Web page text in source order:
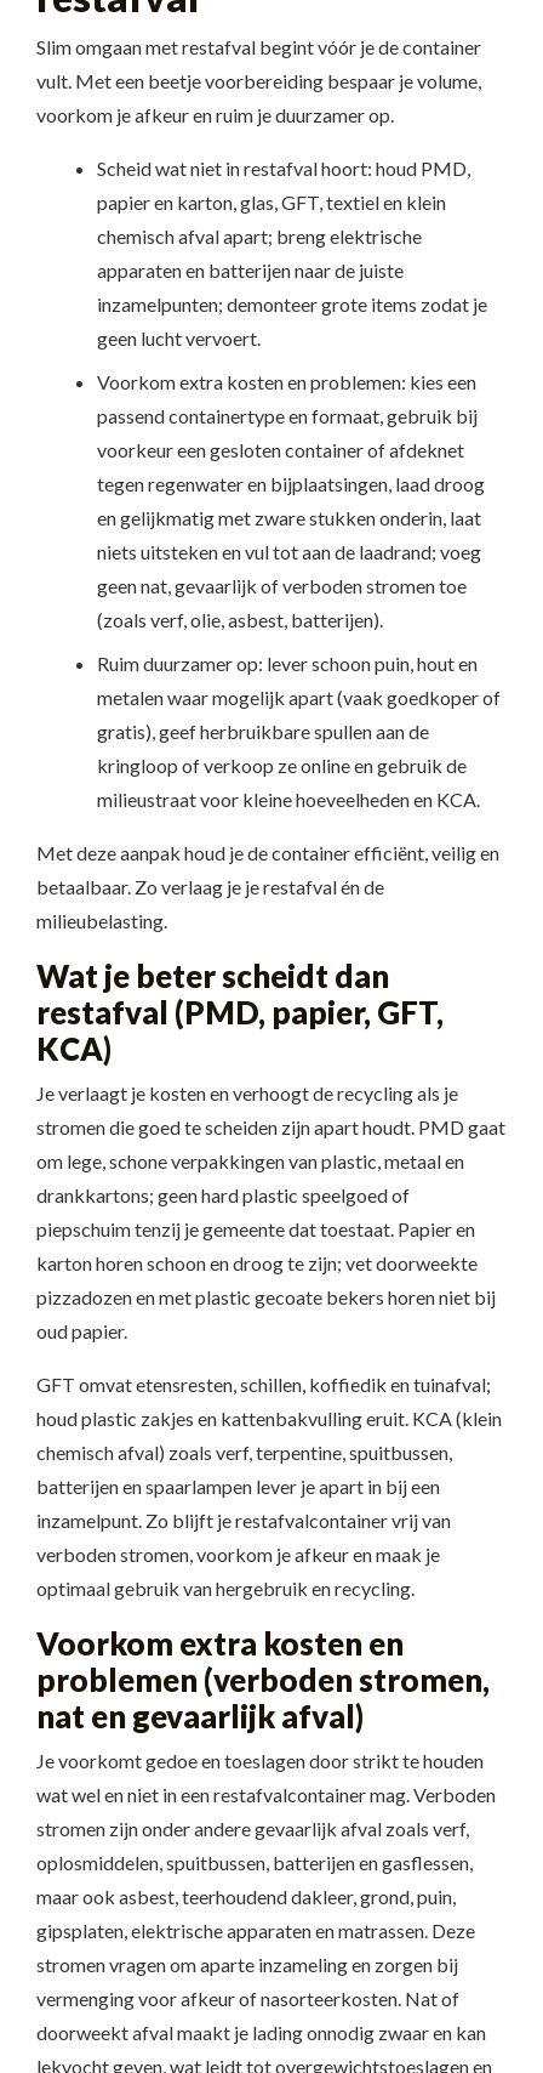
Slim omgaan met restafval begint vóór je de container
vult. Met een beetje voorbereiding bespaar je volume,
voorkom je afkeur en ruim je duurzamer op.
Scheid wat niet in restafval hoort: houd PMD,
papier en karton, glas, GFT, textiel en klein
chemisch afval apart; breng elektrische
apparaten en batterijen naar de juiste
inzamelpunten; demonteer grote items zodat je
geen lucht vervoert.
Voorkom extra kosten en problemen: kies een
passend containertype en formaat, gebruik bij
voorkeur een gesloten container of afdeknet
tegen regenwater en bijplaatsingen, laad droog
en gelijkmatig met zware stukken onderin, laat
niets uitsteken en vul tot aan de laadrand; voeg
geen nat, gevaarlijk of verboden stromen toe
(zoals verf, olie, asbest, batterijen).
Ruim duurzamer op: lever schoon puin, hout en
metalen waar mogelijk apart (vaak goedkoper of
gratis), geef herbruikbare spullen aan de
kringloop of verkoop ze online en gebruik de
milieustraat voor kleine hoeveelheden en KCA.
Met deze aanpak houd je de container efficiënt, veilig en
betaalbaar. Zo verlaag je je restafval én de
milieubelasting.
Wat je beter scheidt dan
restafval (PMD, papier, GFT,
KCA)
Je verlaagt je kosten en verhoogt de recycling als je
stromen die goed te scheiden zijn apart houdt. PMD gaat
om lege, schone verpakkingen van plastic, metaal en
drankkartons; geen hard plastic speelgoed of
piepschuim tenzij je gemeente dat toestaat. Papier en
karton horen schoon en droog te zijn; vet doorweekte
pizzadozen en met plastic gecoate bekers horen niet bij
oud papier.
GFT omvat etensresten, schillen, koffiedik en tuinafval;
houd plastic zakjes en kattenbakvulling eruit. KCA (klein
chemisch afval) zoals verf, terpentine, spuitbussen,
batterijen en spaarlampen lever je apart in bij een
inzamelpunt. Zo blijft je restafvalcontainer vrij van
verboden stromen, voorkom je afkeur en maak je
optimaal gebruik van hergebruik en recycling.
Voorkom extra kosten en
problemen (verboden stromen,
nat en gevaarlijk afval)
Je voorkomt gedoe en toeslagen door strikt te houden
wat wel en niet in een restafvalcontainer mag. Verboden
stromen zijn onder andere gevaarlijk afval zoals verf,
oplosmiddelen, spuitbussen, batterijen en gasflessen,
maar ook asbest, teerhoudend dakleer, grond, puin,
gipsplaten, elektrische apparaten en matrassen. Deze
stromen vragen om aparte inzameling en zorgen bij
vermenging voor afkeur of nasorteerkosten. Nat of
doorweekt afval maakt je lading onnodig zwaar en kan
lekvocht geven, wat leidt tot overgewichtstoeslagen en